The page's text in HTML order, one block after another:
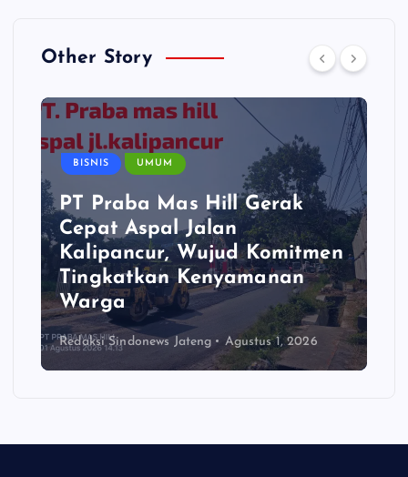
Other Story
BISNIS UMUM
PT Praba Mas Hill Gerak
Cepat Aspal Jalan
Kalipancur, Wujud Komitmen
Tingkatkan Kenyamanan
Warga
Redaksi Sindonews Jateng Agustus 1, 2026